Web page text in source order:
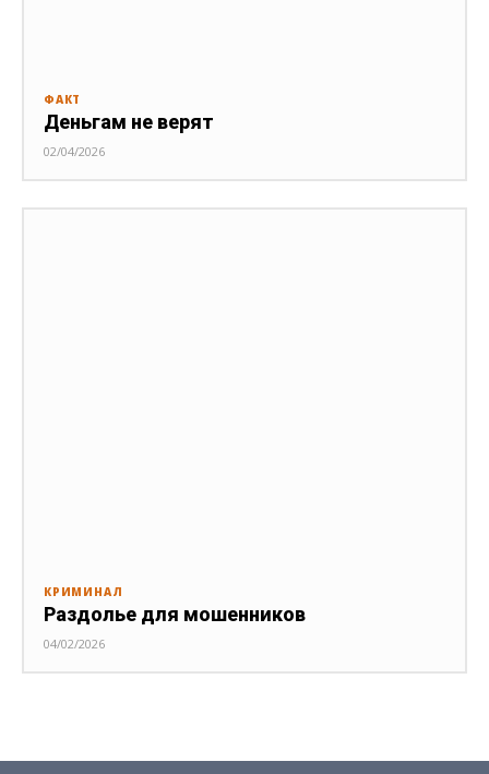
ФАКТ
Деньгам не верят
02/04/2026
КРИМИНАЛ
Раздолье для мошенников
04/02/2026